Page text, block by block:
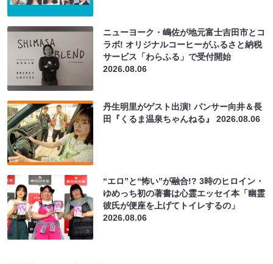
ニューヨーク・嶋佐が地元富士吉田市とコ
ラボ! オリジナルコーヒーがふるさと納税
サービス「わらふる」で受付開始
2026.08.06
丹生明里がゲスト出演! パンサー向井＆長
田『くるま温泉ちゃんねる』2026.08.06
“エロ”と“怖い”が融合!? 3時のヒロイン・
ゆめっち初の著書は心霊エッセイ本「幽霊
彼氏が便座を上げてトイレするの」
2026.08.06